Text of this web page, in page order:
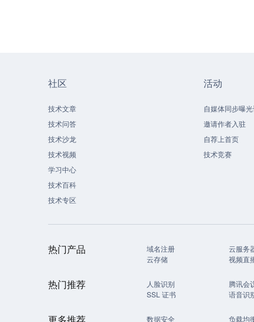
社区
技术文章
技术问答
技术沙龙
技术视频
学习中心
技术百科
技术专区
活动
自媒体同步曝
邀请作者入驻
自荐上首页
技术竞赛
热门产品 域名注册 云服务
云存储
视频直
热门推荐 人脸识别 腾讯会
SSL 证书
语音识
更多推荐 数据安全 负载均